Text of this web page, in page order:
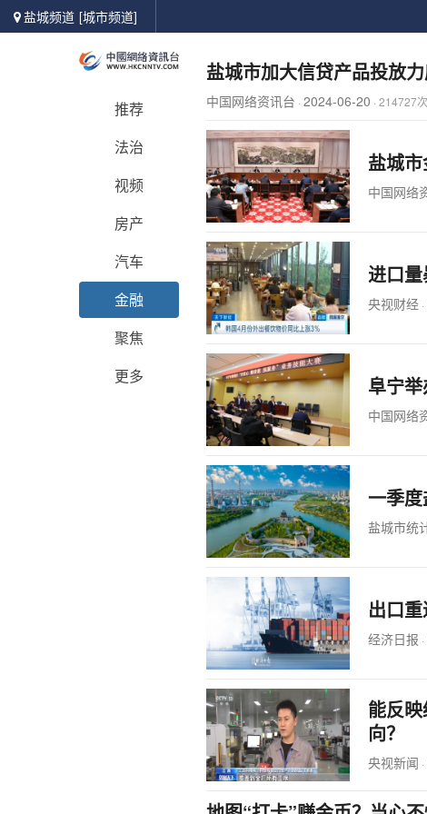
盐城频道 [城市频道]
推荐
法治
视频
房产
汽车
金融
聚焦
更多
盐城市加大信贷产品投放
中国网络资讯台 · 2024-06-20 · 214727
盐城
中国网络
进口量
央视财经 ·
阜宁
中国网络
一季度
盐城市统
出口
经济日报 ·
能反
向？
央视新闻 ·